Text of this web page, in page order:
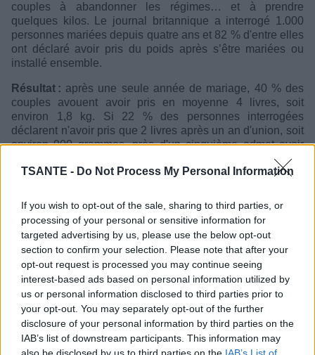
TSANTE - Do Not Process My Personal Information
If you wish to opt-out of the sale, sharing to third parties, or
processing of your personal or sensitive information for
targeted advertising by us, please use the below opt-out
section to confirm your selection. Please note that after your
opt-out request is processed you may continue seeing
interest-based ads based on personal information utilized by
us or personal information disclosed to third parties prior to
your opt-out. You may separately opt-out of the further
disclosure of your personal information by third parties on the
IAB’s list of downstream participants. This information may
couples à abandonner les régimes… et à prendre
quelques kilos. Le journal britannique a interrogé 1.000
personnes mariées depuis quatre ans et 82 % d'entre elles
ont déclaré avoir pris du poids après s’être mariées ou
installé ensemble.
Résultat : après une seule année de mariage, 40 % des
couples avouent avoir pris en moyenne 4 livres, soit
environ 1,8 kg. Si 22 % des personnes interrogées
déclarent n'avoir pris que 2 livres après un an d'union, soit
environ 900 grammes, près d'un cinquième admet avoir
grossi de 6 livres, soit 2,7 kg environ. Enfin, 18 % des
sondés affirment que le mariage n'a eu aucun impact sur